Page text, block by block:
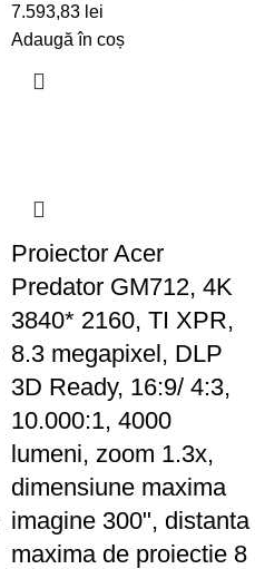
7.593,83 lei
Adaugă în coș
Proiector Acer
Predator GM712, 4K
3840* 2160, TI XPR,
8.3 megapixel, DLP
3D Ready, 16:9/ 4:3,
10.000:1, 4000
lumeni, zoom 1.3x,
dimensiune maxima
imagine 300", distanta
maxima de proiectie 8